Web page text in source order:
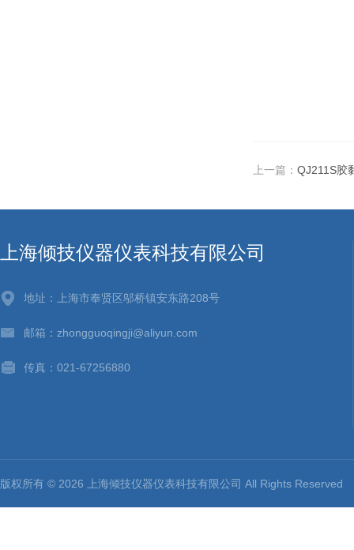
上一篇： QJ211S胶
上海倾技仪器仪表科技有限公司
地址：上海市奉贤区邬桥镇安东路208号
邮箱：zhongguoqingji@aliyun.com
传真：021-67256880
版权所有 © 2026 上海倾技仪器仪表科技有限公司 All Rights